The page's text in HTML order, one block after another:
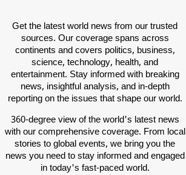
Get the latest world news from our trusted
sources. Our coverage spans across
continents and covers politics, business,
science, technology, health, and
entertainment. Stay informed with breaking
news, insightful analysis, and in-depth
reporting on the issues that shape our world.
360-degree view of the world's latest news
with our comprehensive coverage. From local
stories to global events, we bring you the
news you need to stay informed and engaged
in today's fast-paced world.